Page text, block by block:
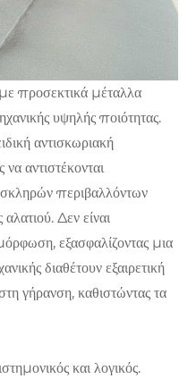
προσεκτικά μέταλλα
υψηλής ποιότητας.
αντισκωριακή
αντιστέκονται
περιβαλλόντων
Δεν είναι
εξασφαλίζοντας μια
διαθέτουν εξαιρετική
γήρανση, καθιστώντας τα
και λογικός.